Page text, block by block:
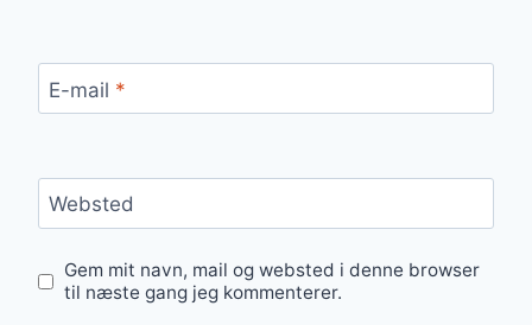
E-mail *
Websted
Gem mit navn, mail og websted i denne browser
til næste gang jeg kommenterer.